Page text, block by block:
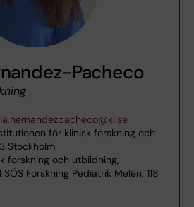
Pacheco
för klinisk forskning och
Stockholm
forskning och utbildning,
SÖS Forskning Pediatrik Melén, 118